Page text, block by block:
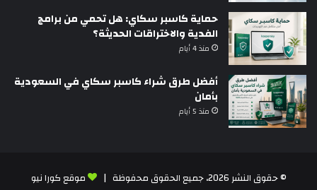
حماية كاسبر سكاي: هل تحمي من برامج
الفدية والاختراقات الحديثة؟
منذ 4 أيام
أفضل طرق شراء كاسبر سكاي في السعودية
بأمان
منذ 5 أيام
© حقوق النشر 2026، جميع الحقوق محفوظة | موقع كورا نيو